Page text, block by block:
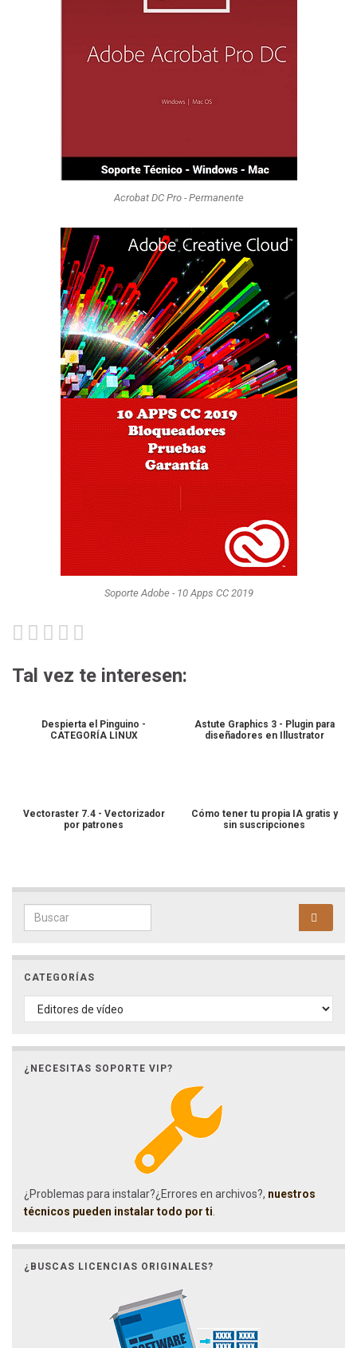
Acrobat DC Pro - Permanente
Soporte Adobe - 10 Apps CC 2019
Tal vez te interesen:
Despierta el Pinguino -
CATEGORÍA LINUX
Astute Graphics 3 - Plugin para
diseñadores en Illustrator
Vectoraster 7.4 - Vectorizador
por patrones
Cómo tener tu propia IA gratis y
sin suscripciones
CATEGORÍAS
¿NECESITAS SOPORTE VIP?
¿Problemas para instalar?¿Errores en archivos?, nuestros
técnicos pueden instalar todo por ti
¿BUSCAS LICENCIAS ORIGINALES?